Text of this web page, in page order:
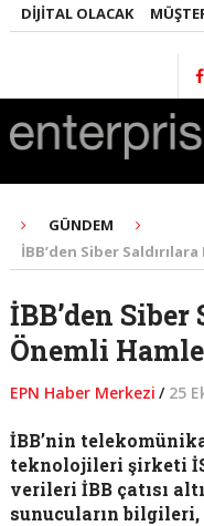
OLACAK MÜŞTERI
GÜNDEM
İBB’den Siber
İBB’den Siber
Önemli Hamle
EPN Haber Merkezi / 25
İBB’nin
teknolojileri şirketi
verileri İBB çatısı
sunucuların bilgileri,